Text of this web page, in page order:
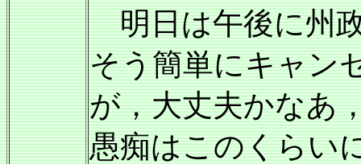
明日は午後に州
そう簡単にキャン
が，大丈夫かなあ
愚痴はこのくらい